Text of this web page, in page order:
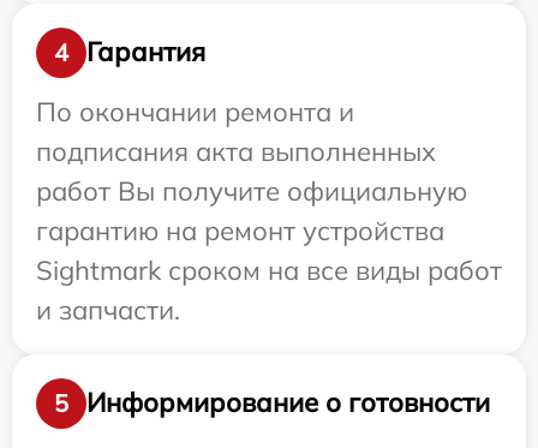
4
Гарантия
По окончании ремонта и
подписания акта выполненных
работ Вы получите официальную
гарантию на ремонт устройства
Sightmark сроком на все виды работ
и запчасти.
5
Информирование о готовности